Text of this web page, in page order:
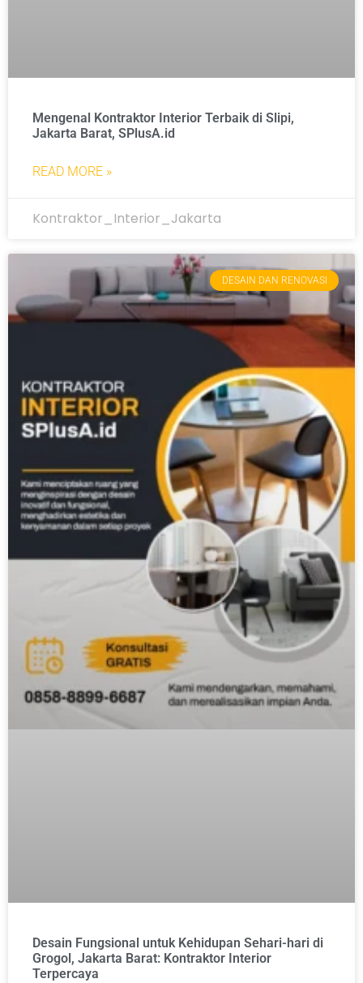
Mengenal Kontraktor Interior Terbaik di Slipi,
Jakarta Barat, SPlusA.id
READ MORE »
Kontraktor_Interior_Jakarta
DESAIN DAN RENOVASI
Desain Fungsional untuk Kehidupan Sehari-hari di
Grogol, Jakarta Barat: Kontraktor Interior
Terpercaya